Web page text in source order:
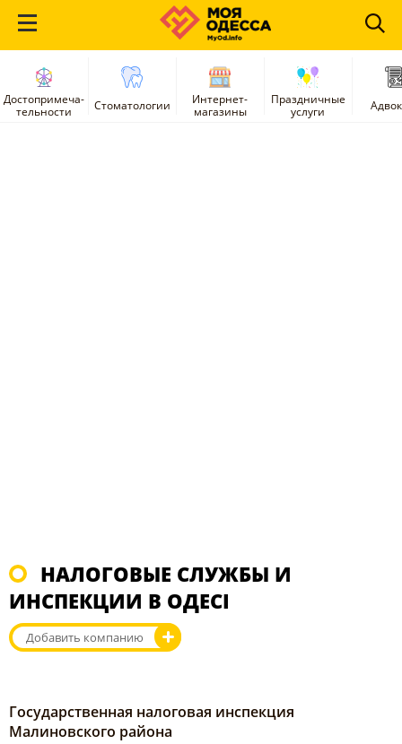
Достопримеча-
тельности
Стоматологии
Интернет-
магазины
Праздничные
услуги
НАЛОГОВЫЕ СЛУЖБЫ И
ИНСПЕКЦИИ В ОДЕСІ
Добавить компанию
Государственная налоговая инспекция
Малиновского района